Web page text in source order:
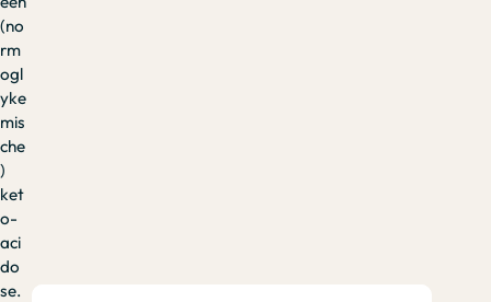
(no
rm
ogl
yke
mis
che
)
ket
o-
aci
do
se.